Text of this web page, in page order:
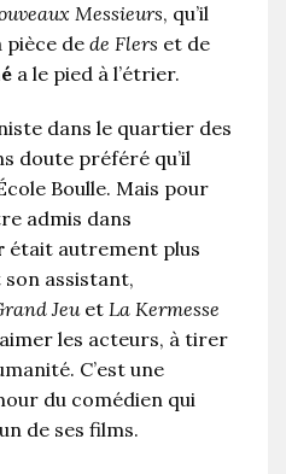
Messieurs, qu’il
pièce dede Flers et de
a le pied à l’étrier.
dans le quartier des
doute préféré qu’il
Boulle. Mais pour
admis dans
était autrement plus
assistant,
Jeuet La Kermesse
les acteurs, à tirer
C’est une
du comédien qui
de ses films.